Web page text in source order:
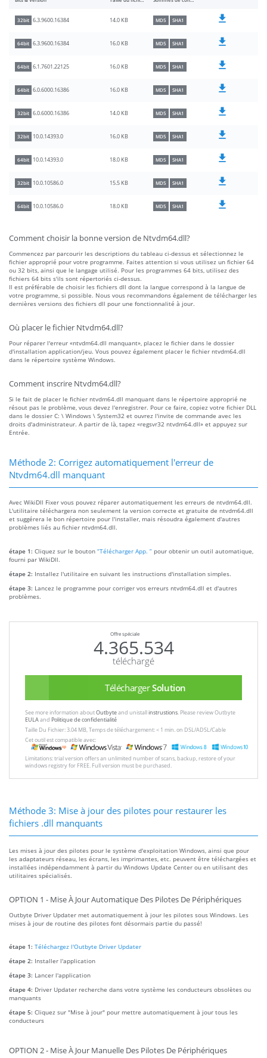
32bit 6.3.9600.16384 14.0 KB MD5 SHA1
64bit 6.3.9600.16384 16.0 KB MD5 SHA1
64bit 6.1.7601.22125 16.0 KB MD5 SHA1
64bit 6.0.6000.16386 16.0 KB MD5 SHA1
32bit 6.0.6000.16386 14.0 KB MD5 SHA1
32bit 10.0.14393.0 16.0 KB MD5 SHA1
64bit 10.0.14393.0 18.0 KB MD5 SHA1
32bit 10.0.10586.0 15.5 KB MD5 SHA1
64bit 10.0.10586.0 18.0 KB MD5 SHA1
Comment choisir la bonne version de Ntvdm64.dll?
Commencez par parcourir les descriptions du tableau ci-dessus et sélectionnez le
fichier approprié pour votre programme. Faites attention si vous utilisez un fichier 64
ou 32 bits, ainsi que le langage utilisé. Pour les programmes 64 bits, utilisez des
fichiers 64 bits s'ils sont répertoriés ci-dessus.
Il est préférable de choisir les fichiers dll dont la langue correspond à la langue de
votre programme, si possible. Nous vous recommandons également de télécharger les
dernières versions des fichiers dll pour une fonctionnalité à jour.
Où placer le fichier Ntvdm64.dll?
Pour réparer l'erreur «ntvdm64.dll manquant», placez le fichier dans le dossier
d'installation application/jeu. Vous pouvez également placer le fichier ntvdm64.dll
dans le répertoire système Windows.
Comment inscrire Ntvdm64.dll?
Si le fait de placer le fichier ntvdm64.dll manquant dans le répertoire approprié ne
résout pas le problème, vous devez l'enregistrer. Pour ce faire, copiez votre fichier DLL
dans le dossier C: \ Windows \ System32 et ouvrez l'invite de commande avec les
droits d'administrateur. A partir de là, tapez «regsvr32 ntvdm64.dll» et appuyez sur
Entrée.
Méthode 2: Corrigez automatiquement l'erreur de
Ntvdm64.dll manquant
Avec WikiDll Fixer vous pouvez réparer automatiquement les erreurs de ntvdm64.dll.
L'utilitaire téléchargera non seulement la version correcte et gratuite de ntvdm64.dll
et suggérera le bon répertoire pour l'installer, mais résoudra également d'autres
problèmes liés au fichier ntvdm64.dll.
étape 1: Cliquez sur le bouton “Télécharger App. ” pour obtenir un outil automatique,
fourni par WikiDll.
étape 2: Installez l'utilitaire en suivant les instructions d'installation simples.
étape 3: Lancez le programme pour corriger vos erreurs ntvdm64.dll et d'autres
problèmes.
Offre spéciale
4.365.534
téléchargé
TéléchargerSolution
See more information aboutOutbyteand unistallinstrustions. Please review Outbyte
EULAand Politique de confidentialité
Taille Du Fichier: 3.04 MB, Temps de téléchargement: < 1 min. on DSL/ADSL/Cable
Cet outil est compatible avec:
Limitations: trial version offers an unlimited number of scans, backup, restore of your
windows registry for FREE. Full version must be purchased.
Méthode 3: Mise à jour des pilotes pour restaurer les
fichiers .dll manquants
Les mises à jour des pilotes pour le système d'exploitation Windows, ainsi que pour
les adaptateurs réseau, les écrans, les imprimantes, etc. peuvent être téléchargées et
installées indépendamment à partir du Windows Update Center ou en utilisant des
utilitaires spécialisés.
OPTION 1 - Mise À Jour Automatique Des Pilotes De Périphériques
Outbyte Driver Updater met automatiquement à jour les pilotes sous Windows. Les
mises à jour de routine des pilotes font désormais partie du passé!
étape 1: Téléchargez l'Outbyte Driver Updater
étape 2: Installer l'application
étape 3: Lancer l'application
étape 4: Driver Updater recherche dans votre système les conducteurs obsolètes ou
manquants
étape 5: Cliquez sur "Mise à jour" pour mettre automatiquement à jour tous les
conducteurs
OPTION 2 - Mise À Jour Manuelle Des Pilotes De Périphériques